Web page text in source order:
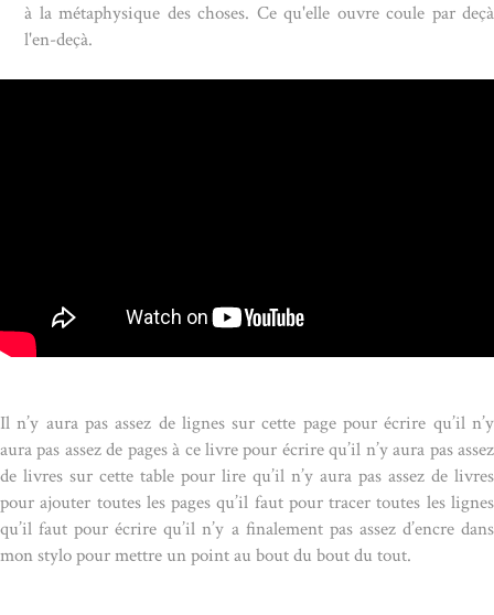
à la métaphysique des choses. Ce qu'elle ouvre coule par deçà
l'en-deçà.
Il n’y aura pas assez de lignes sur cette page pour écrire qu’il n’y
aura pas assez de pages à ce livre pour écrire qu’il n’y aura pas assez
de livres sur cette table pour lire qu’il n’y aura pas assez de livres
pour ajouter toutes les pages qu’il faut pour tracer toutes les lignes
qu’il faut pour écrire qu’il n’y a finalement pas assez d’encre dans
mon stylo pour mettre un point au bout du bout du tout.